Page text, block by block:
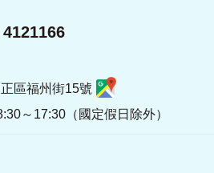
區福州街15號
～17:30（國定假日除外）